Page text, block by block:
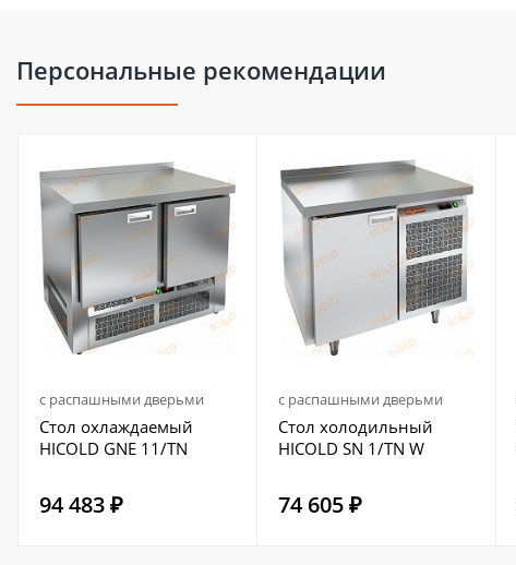
Персональные рекомендации
с распашными дверьми
Стол охлаждаемый
HICOLD GNE 11/TN
94 483 ₽
с распашными дверьми
Стол холодильный
HICOLD SN 1/TN W
74 605 ₽